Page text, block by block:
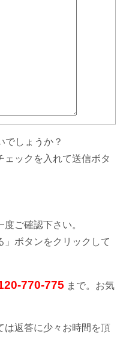
でしょうか？
ックを入れて送信ボタ
ご確認下さい。
」ボタンをクリックして
770-775 まで。お気
返答に少々お時間を頂